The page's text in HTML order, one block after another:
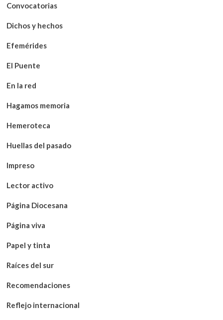
Convocatorias
Dichos y hechos
Efemérides
El Puente
En la red
Hagamos memoria
Hemeroteca
Huellas del pasado
Impreso
Lector activo
Página Diocesana
Página viva
Papel y tinta
Raíces del sur
Recomendaciones
Reflejo internacional